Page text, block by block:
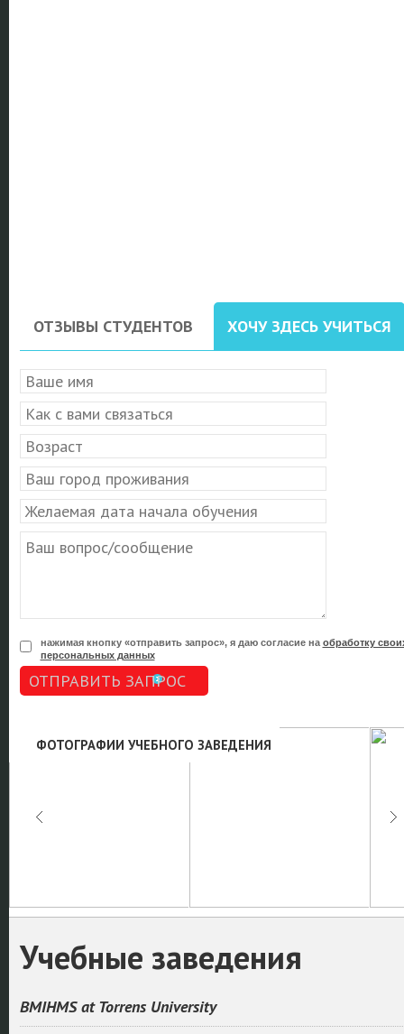
ОТЗЫВЫ СТУДЕНТОВ ХОЧУ ЗДЕСЬ УЧИТЬСЯ
нажимая кнопку «отправить запрос», я даю согласие на обработку
персональных данных
ОТПРАВИТЬ ЗАПРОС
ФОТОГРАФИИ УЧЕБНОГО ЗАВЕДЕНИЯ
Учебные заведения
BMIHMS at Torrens University